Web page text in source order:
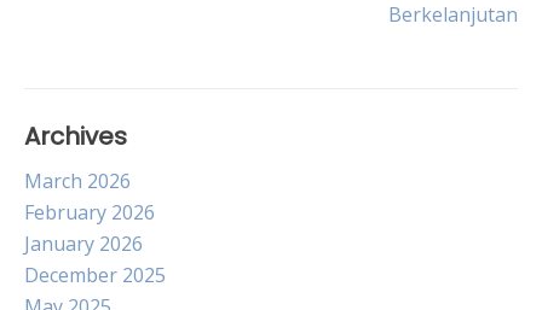
Berkelanjutan
Archives
March 2026
February 2026
January 2026
December 2025